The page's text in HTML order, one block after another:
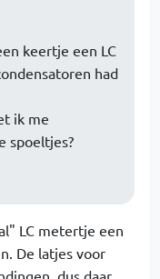
keertje een LC
had
ik me
spoeltjes?
LC metertje een
De latjes voor